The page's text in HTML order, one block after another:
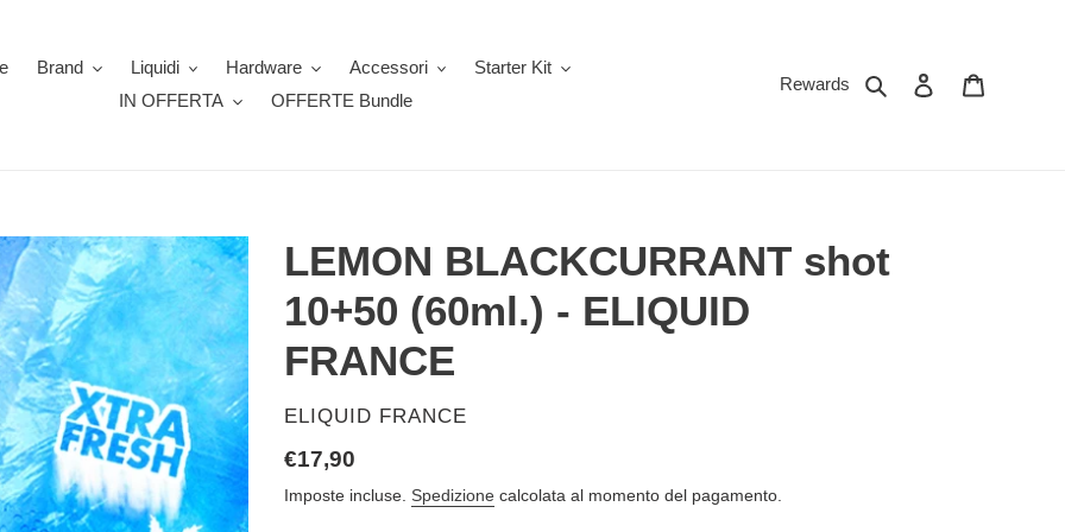
Brand Liquidi Hardware Accessori
Starter Kit
IN OFFERTA
OFFERTE Bundle
Rewards Cerca Accedi
LEMON BLACKCURRANT shot
10+50 (60ml.) - ELIQUID
FRANCE
VENDITORE
ELIQUID FRANCE
Prezzo
di
€17,90
Imposte incluse. Spedizione calcolata al momento del pagamento.